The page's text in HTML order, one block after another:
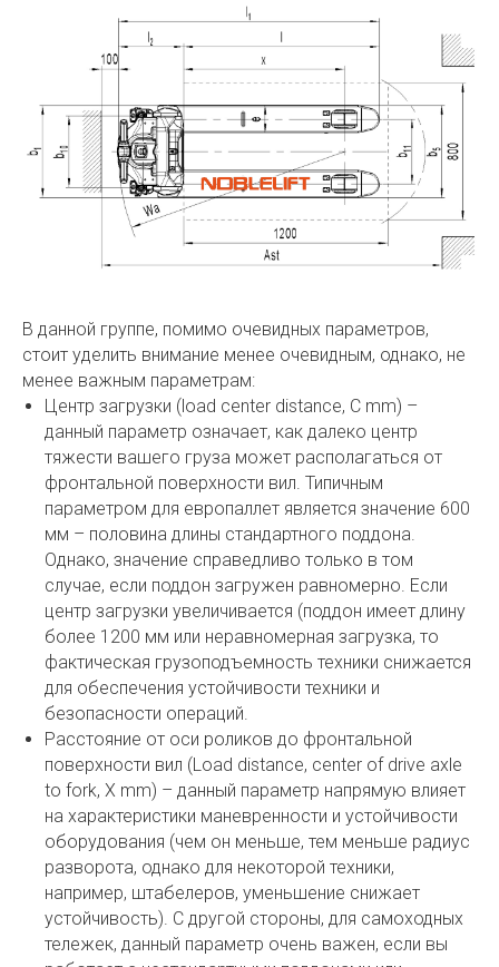
В данной группе, помимо очевидных параметров,
стоит уделить внимание менее очевидным, однако, не
менее важным параметрам:
Центр загрузки (load center distance, C mm) –
данный параметр означает, как далеко центр
тяжести вашего груза может располагаться от
фронтальной поверхности вил. Типичным
параметром для европаллет является значение 600
мм – половина длины стандартного поддона.
Однако, значение справедливо только в том
случае, если поддон загружен равномерно. Если
центр загрузки увеличивается (поддон имеет длину
более 1200 мм или неравномерная загрузка, то
фактическая грузоподъемность техники снижается
для обеспечения устойчивости техники и
безопасности операций.
Расстояние от оси роликов до фронтальной
поверхности вил (Load distance, center of drive axle
to fork, X mm) – данный параметр напрямую влияет
на характеристики маневренности и устойчивости
оборудования (чем он меньше, тем меньше радиус
разворота, однако для некоторой техники,
например, штабелеров, уменьшение снижает
устойчивость). С другой стороны, для самоходных
тележек, данный параметр очень важен, если вы